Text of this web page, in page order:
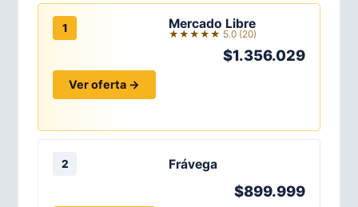
1 Mercado Libre
★★★★★ 5.0 (20)
$1.356.029
Ver oferta →
2 Frávega
$899.999